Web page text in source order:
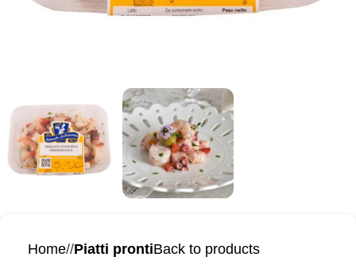
Home/ Piatti prontiBack to products